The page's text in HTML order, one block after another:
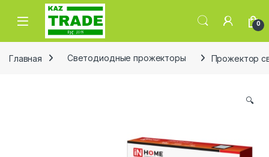
Skip to navigation
Skip to content
0
Главная Светодиодные прожекторы Прожектор
🔍